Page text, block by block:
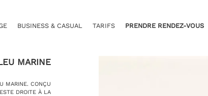
BUSINESS & CASUAL TARIFS PRENDRE RENDEZ-VOUS
MARINE
MARINE. CONÇU
DROITE À LA